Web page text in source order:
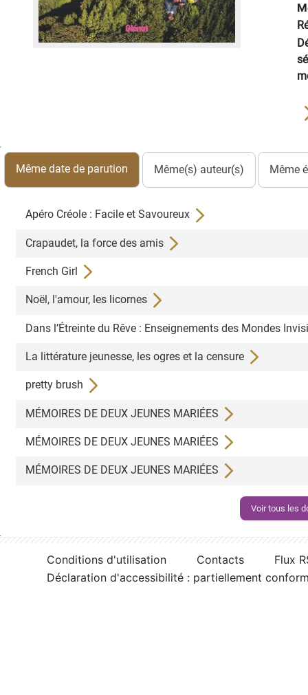
Même date de parution Même(s) auteur(s) Même
Apéro Créole : Facile et Savoureux
Crapaudet, la force des amis
French Girl
Noël, l'amour, les licornes
Dans l’Étreinte du Rêve : Enseignements des Mondes
La littérature jeunesse, les ogres et la censure
pretty brush
MÉMOIRES DE DEUX JEUNES MARIÉES
MÉMOIRES DE DEUX JEUNES MARIÉES
MÉMOIRES DE DEUX JEUNES MARIÉES
Voir tous les
Conditions d'utilisation Contacts
Flux
Déclaration d'accessibilité : partiellement